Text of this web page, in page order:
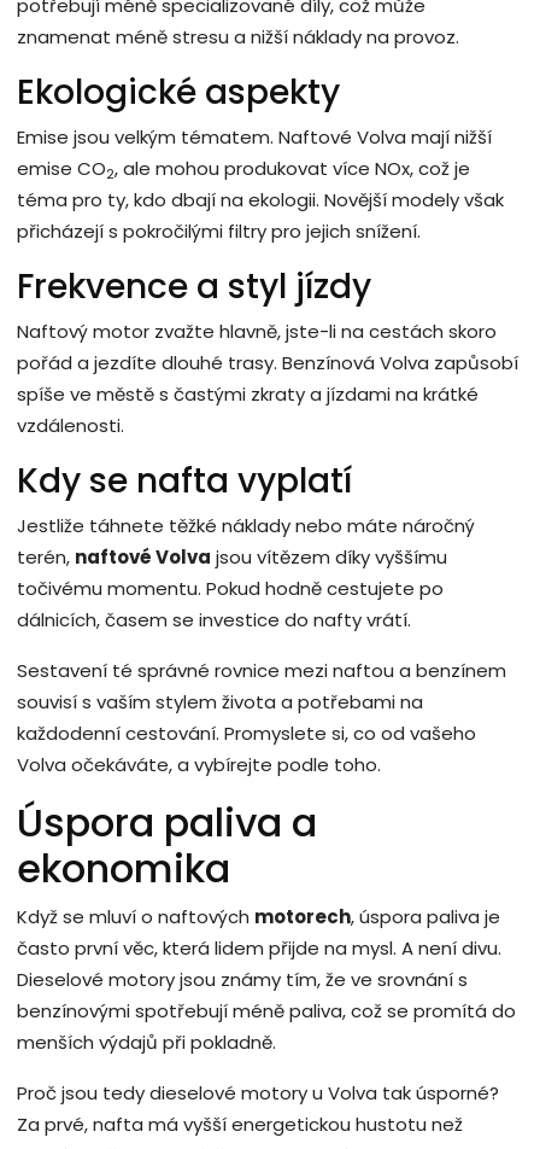
potřebují méně specializované díly, což může
znamenat méně stresu a nižší náklady na provoz.
Ekologické aspekty
Emise jsou velkým tématem. Naftové Volva mají nižší
emise CO2, ale mohou produkovat více NOx, což je
téma pro ty, kdo dbají na ekologii. Novější modely však
přicházejí s pokročilými filtry pro jejich snížení.
Frekvence a styl jízdy
Naftový motor zvažte hlavně, jste-li na cestách skoro
pořád a jezdíte dlouhé trasy. Benzínová Volva zapůsobí
spíše ve městě s častými zkraty a jízdami na krátké
vzdálenosti.
Kdy se nafta vyplatí
Jestliže táhnete těžké náklady nebo máte náročný
terén, naftové Volva jsou vítězem díky vyššímu
točivému momentu. Pokud hodně cestujete po
dálnicích, časem se investice do nafty vrátí.
Sestavení té správné rovnice mezi naftou a benzínem
souvisí s vaším stylem života a potřebami na
každodenní cestování. Promyslete si, co od vašeho
Volva očekáváte, a vybírejte podle toho.
Úspora paliva a
ekonomika
Když se mluví o naftových motorech, úspora paliva je
často první věc, která lidem přijde na mysl. A není divu.
Dieselové motory jsou známy tím, že ve srovnání s
benzínovými spotřebují méně paliva, což se promítá do
menších výdajů při pokladně.
Proč jsou tedy dieselové motory u Volva tak úsporné?
Za prvé, nafta má vyšší energetickou hustotu než